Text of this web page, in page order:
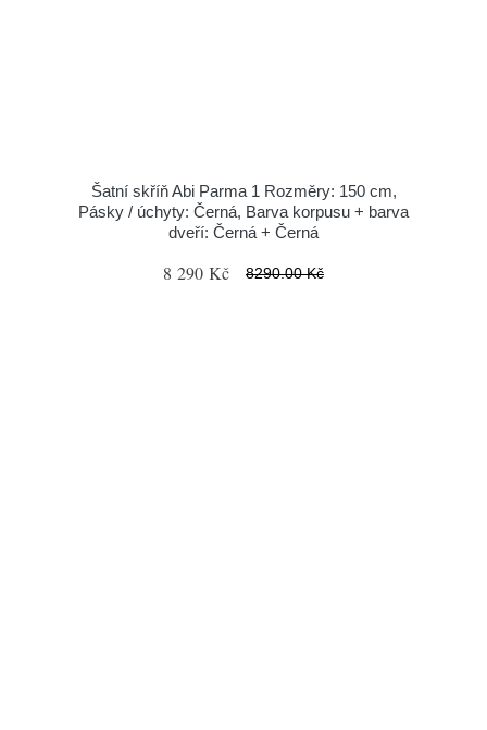
Šatní skříň Abi Parma 1 Rozměry: 150 cm,
Pásky / úchyty: Černá, Barva korpusu + barva
dveří: Černá + Černá
8 290 Kč 8290.00 Kč